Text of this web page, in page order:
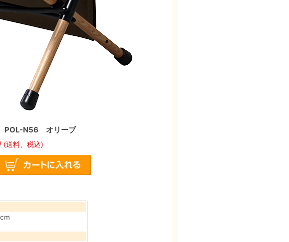
POL-N56 オリーブ
(送料、税込)